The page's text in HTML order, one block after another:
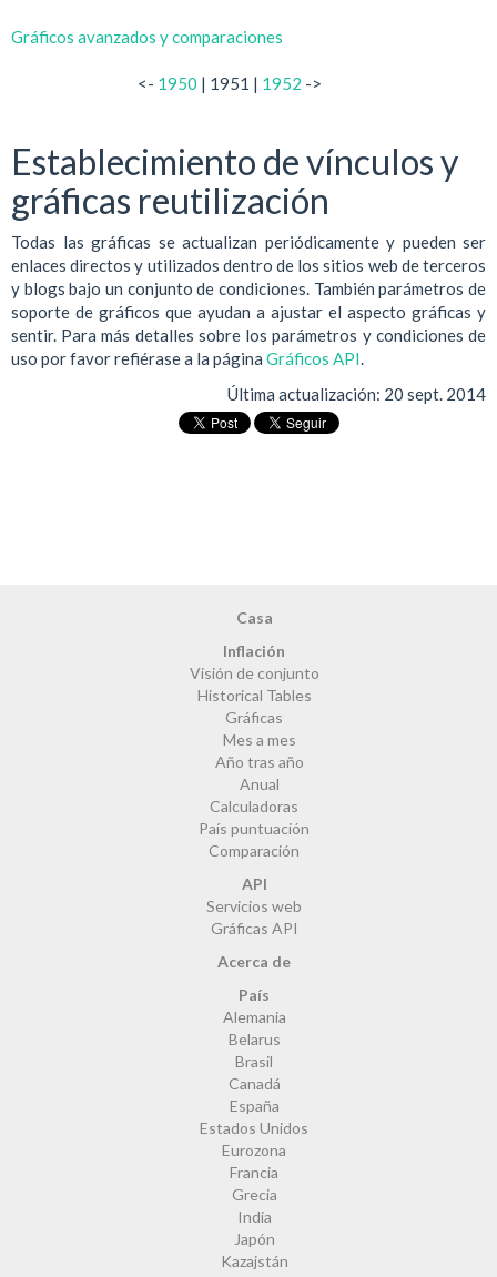
Gráficos avanzados y comparaciones
<- 1950 | 1951 | 1952 ->
Establecimiento de vínculos y
gráficas reutilización
Todas las gráficas se actualizan periódicamente y pueden ser
enlaces directos y utilizados dentro de los sitios web de terceros
y blogs bajo un conjunto de condiciones. También parámetros de
soporte de gráficos que ayudan a ajustar el aspecto gráficas y
sentir. Para más detalles sobre los parámetros y condiciones de
uso por favor refiérase a la página Gráficos API.
Última actualización: 20 sept. 2014
Casa
Inflación
Visión de conjunto
Historical Tables
Gráficas
Mes a mes
Año tras año
Anual
Calculadoras
País puntuación
Comparación
API
Servicios web
Gráficas API
Acerca de
País
Alemania
Belarus
Brasil
Canadá
España
Estados Unidos
Eurozona
Francia
Grecia
India
Japón
Kazajstán